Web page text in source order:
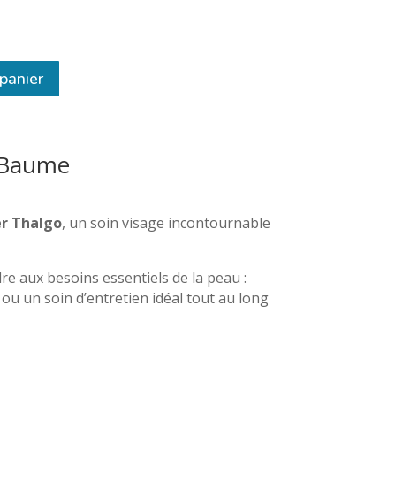
Thalgo, un soin visage incontournable
aux besoins essentiels de la peau :
un soin d’entretien idéal tout au long